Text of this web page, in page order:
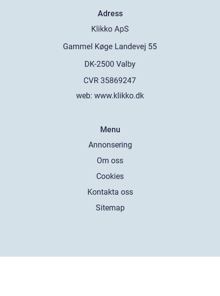
Adress
web: www.klikko.dk
Menu
Annonsering
Om oss
Cookies
Kontakta oss
Sitemap